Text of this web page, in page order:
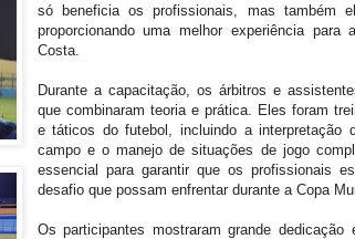
só beneficia os profissionais, mas também
proporcionando uma melhor experiência
Costa.
Durante a capacitação, os árbitros e
que combinaram teoria e prática. Eles foram
e táticos do futebol, incluindo a interpretação
campo e o manejo de situações de jogo
essencial para garantir que os profissionais
desafio que possam enfrentar durante a Copa
Os participantes mostraram grande dedicação